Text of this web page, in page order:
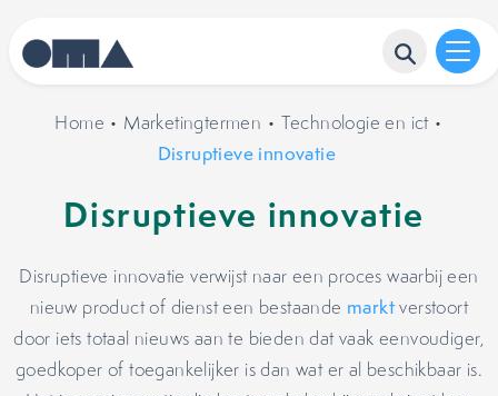
Home • Marketingtermen • Technologie en ict•
Disruptieve innovatie
Disruptieve innovatie
Disruptieve innovatie verwijst naar een proces waarbij een
nieuw product of dienst een bestaande marktverstoort
door iets totaal nieuws aan te bieden dat vaak eenvoudiger,
goedkoper of toegankelijker is dan wat er al beschikbaar is.